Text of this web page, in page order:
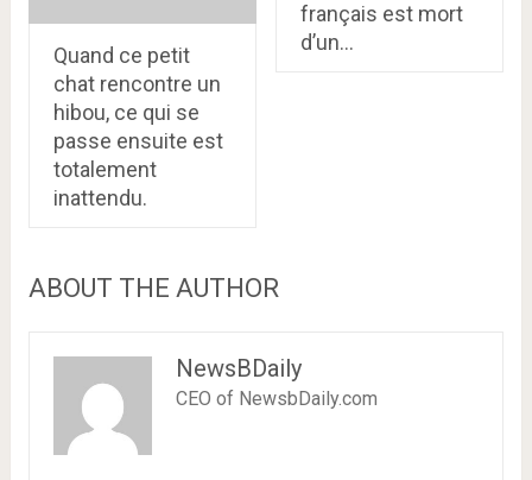
Quand ce petit
chat rencontre un
hibou, ce qui se
passe ensuite est
totalement
inattendu.
français est mort
d’un…
ABOUT THE AUTHOR
NewsBDaily
CEO of NewsbDaily.com